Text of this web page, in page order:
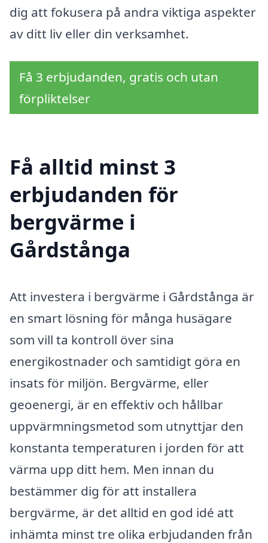
dig att fokusera på andra viktiga aspekter
av ditt liv eller din verksamhet.
Få 3 erbjudanden, gratis och utan
förpliktelser
Få alltid minst 3
erbjudanden för
bergvärme i
Gårdstånga
Att investera i bergvärme i Gårdstånga är
en smart lösning för många husägare
som vill ta kontroll över sina
energikostnader och samtidigt göra en
insats för miljön. Bergvärme, eller
geoenergi, är en effektiv och hållbar
uppvärmningsmetod som utnyttjar den
konstanta temperaturen i jorden för att
värma upp ditt hem. Men innan du
bestämmer dig för att installera
bergvärme, är det alltid en god idé att
inhämta minst tre olika erbjudanden från